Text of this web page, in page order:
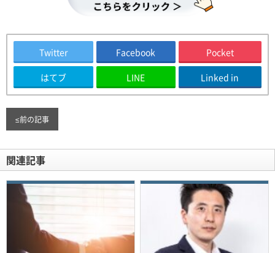
Twitter Facebook Pocket
はてブ LINE Linked in
≤前の記事
関連記事